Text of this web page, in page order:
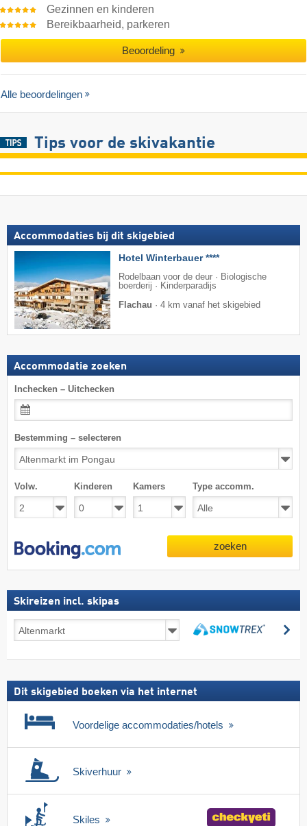
Gezinnen en kinderen
Bereikbaarheid, parkeren
Beoordeling
Alle beoordelingen
Tips voor de skivakantie
Accommodaties bij dit skigebied
Hotel Winterbauer ****
Rodelbaan voor de deur · Biologische
boerderij · Kinderparadijs
Flachau · 4 km vanaf het skigebied
Accommodatie zoeken
Inchecken – Uitchecken
Bestemming – selecteren
Volw. Kinderen Kamers Type accomm.
zoeken
Skireizen incl. skipas
Skireizen
incl.
Dit skigebied boeken via het internet
Voordelige accommodaties/hotels
Skiverhuur
Skiles